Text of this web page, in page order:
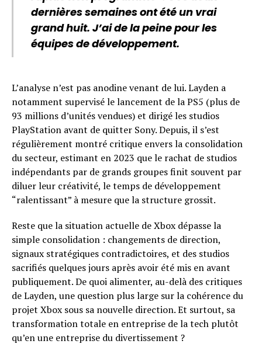
dernières semaines ont été un vrai
grand huit. J’ai de la peine pour les
équipes de développement.
L’analyse n’est pas anodine venant de lui. Layden a
notamment supervisé le lancement de la PS5 (plus de
93 millions d’unités vendues) et dirigé les studios
PlayStation avant de quitter Sony. Depuis, il s’est
régulièrement montré critique envers la consolidation
du secteur, estimant en 2023 que le rachat de studios
indépendants par de grands groupes finit souvent par
diluer leur créativité, le temps de développement
“ralentissant” à mesure que la structure grossit.
Reste que la situation actuelle de Xbox dépasse la
simple consolidation : changements de direction,
signaux stratégiques contradictoires, et des studios
sacrifiés quelques jours après avoir été mis en avant
publiquement. De quoi alimenter, au-delà des critiques
de Layden, une question plus large sur la cohérence du
projet Xbox sous sa nouvelle direction. Et surtout, sa
transformation totale en entreprise de la tech plutôt
qu’en une entreprise du divertissement ?